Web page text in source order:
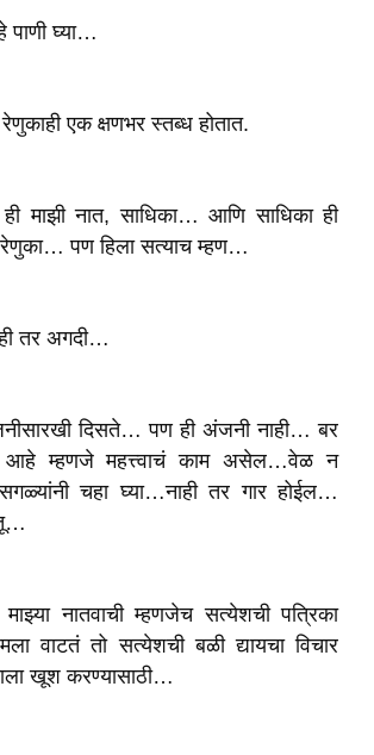
पाणी घ्या…
एक क्षणभर स्तब्ध होतात.
माझी नात, साधिका… आणि साधिका ही
पण हिला सत्याच म्हण…
तर अगदी…
दिसते… पण ही अंजनी नाही… बर
म्हणजे महत्त्वाचं काम असेल…वेळ न
चहा घ्या…नाही तर गार होईल…
नातवाची म्हणजेच सत्येशची पत्रिका
वाटतं तो सत्येशची बळी द्यायचा विचार
खूश करण्यासाठी…